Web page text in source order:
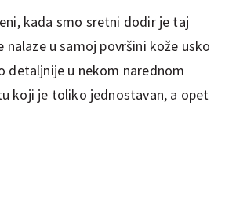
kada smo sretni dodir je taj
u samoj površini kože usko
detaljnije u nekom narednom
koji je toliko jednostavan, a opet